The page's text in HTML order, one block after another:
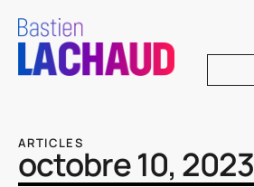
ARTICLES
octobre 10, 2023